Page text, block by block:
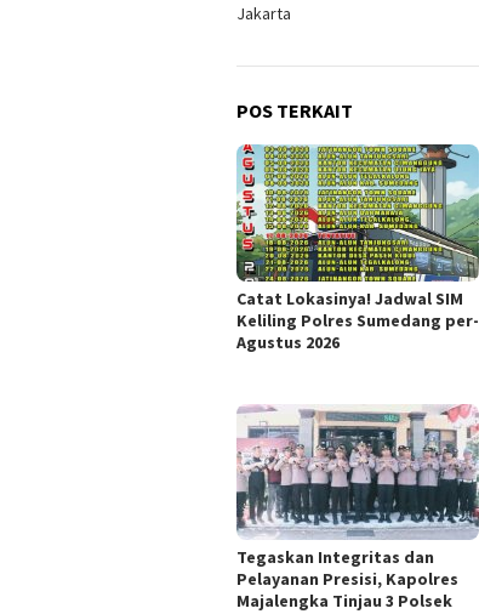
Jakarta
POS TERKAIT
Catat Lokasinya! Jadwal SIM
Keliling Polres Sumedang per-
Agustus 2026
Tegaskan Integritas dan
Pelayanan Presisi, Kapolres
Majalengka Tinjau 3 Polsek